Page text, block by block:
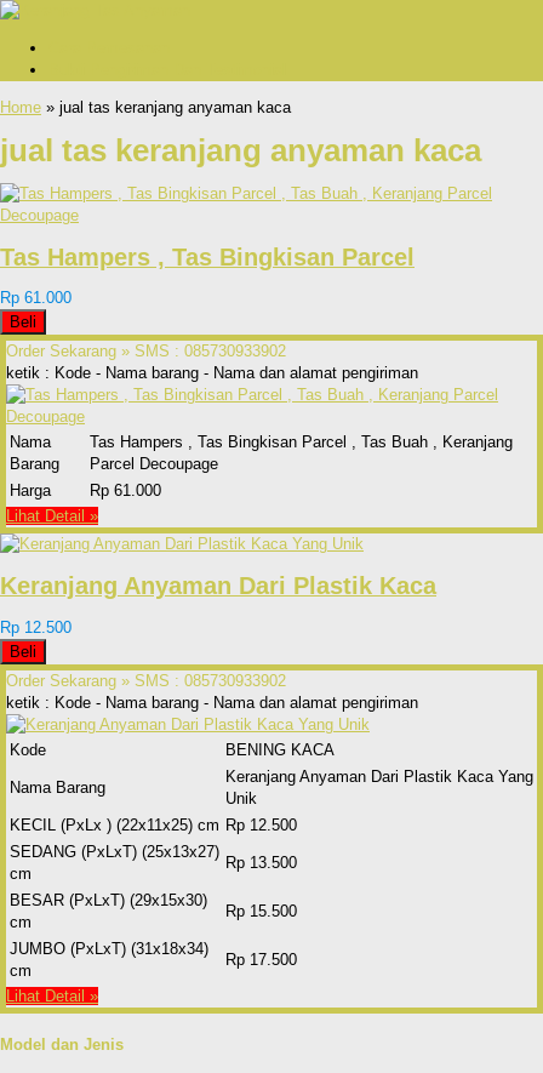
Home » jual tas keranjang anyaman kaca
jual tas keranjang anyaman kaca
Tas Hampers , Tas Bingkisan Parcel
Rp 61.000
Beli
Order Sekarang » SMS : 085730933902
ketik : Kode - Nama barang - Nama dan alamat pengiriman
Nama
Barang
Tas Hampers , Tas Bingkisan Parcel , Tas Buah , Keranjang
Parcel Decoupage
Harga
Rp 61.000
Lihat Detail »
Keranjang Anyaman Dari Plastik Kaca
Rp 12.500
Beli
Order Sekarang » SMS : 085730933902
ketik : Kode - Nama barang - Nama dan alamat pengiriman
Kode BENING KACA
Nama Barang
Keranjang Anyaman Dari Plastik Kaca Yang
Unik
KECIL (PxLx ) (22x11x25) cm Rp 12.500
SEDANG (PxLxT) (25x13x27)
cm
Rp 13.500
BESAR (PxLxT) (29x15x30)
cm
Rp 15.500
JUMBO (PxLxT) (31x18x34)
cm
Rp 17.500
Lihat Detail »
Model dan Jenis